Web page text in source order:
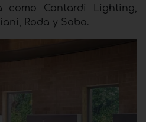
como Contardi Lighting,
Roda y Saba.